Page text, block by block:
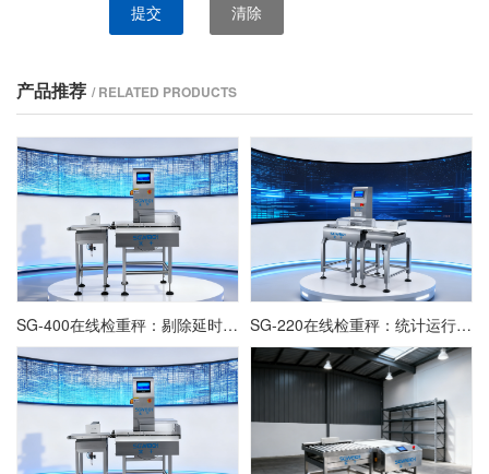
提交 清除
产品推荐 / RELATED PRODUCTS
SG-400在线检重秤：剔除延时参数的设定与动态验证 SG-220在线检重秤：统计运行界面的数据解读与应用